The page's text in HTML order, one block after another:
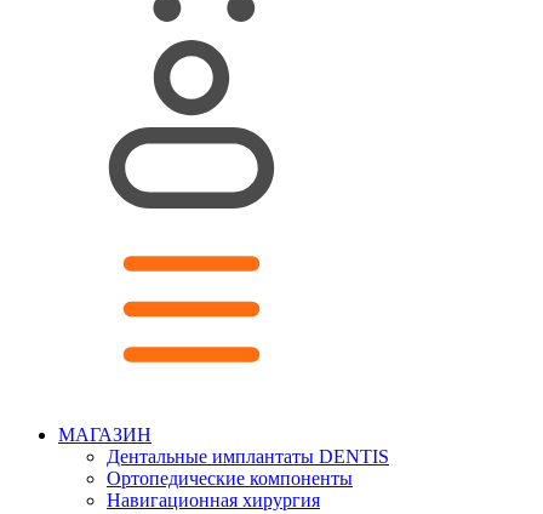
МАГАЗИН
Дентальные имплантаты DENTIS
Ортопедические компоненты
Навигационная хирургия